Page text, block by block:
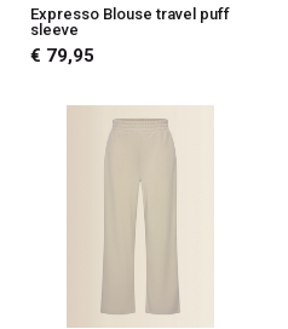
Expresso Blouse travel puff
sleeve
€ 79,95